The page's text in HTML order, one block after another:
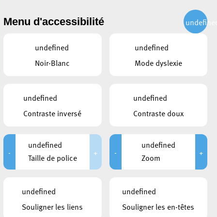
ACTUALITÉS PUBLICATIONS CONTACT
fréquenter l’école.
l’âge de16 ans accomplis . L’élève qui a atteint
une dispense de l’enseignement en classe.
Menu d'accessibilité
undefined
Noir-Blanc
undefined
Mode dyslexie
undefined
Contraste inversé
undefined
Contraste doux
-
undefined
Taille de police
+ -
undefined
Zoom
+
undefined
Souligner les liens
undefined
Souligner les en-têtes